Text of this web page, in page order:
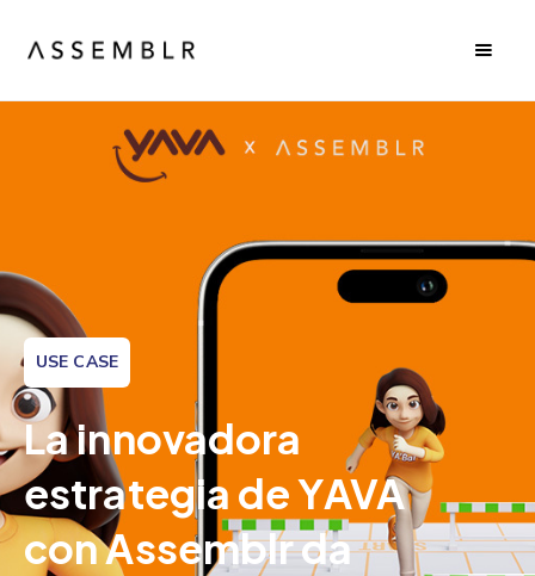
USE CASE
La innovadora
estrategia de YAVA
con Assemblr da